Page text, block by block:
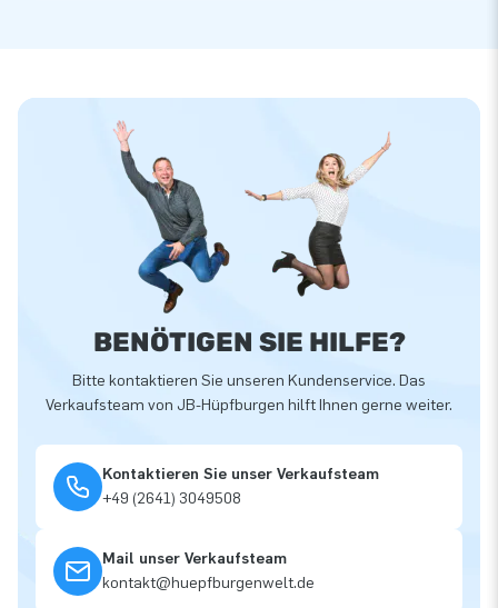
BENÖTIGEN SIE HILFE?
Bitte kontaktieren Sie unseren Kundenservice. Das
Verkaufsteam von JB-Hüpfburgen hilft Ihnen gerne weiter.
Kontaktieren Sie unser Verkaufsteam
+49 (2641) 3049508
Mail unser Verkaufsteam
kontakt@huepfburgenwelt.de